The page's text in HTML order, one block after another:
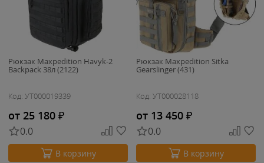
Рюкзак Maxpedition Havyk-2
Backpack 38л (2122)
Код: УТ000019339
от 25 180 ₽
0.0
В корзину
Рюкзак Maxpedition Sitka
Gearslinger (431)
Код: УТ000028118
от 13 450 ₽
0.0
В корзину